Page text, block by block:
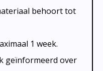
behoort tot
1 week.
geïnformeerd over